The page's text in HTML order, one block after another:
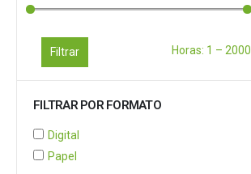
Filtrar Horas: 1 – 2000
FILTRAR POR FORMATO
Digital
Papel